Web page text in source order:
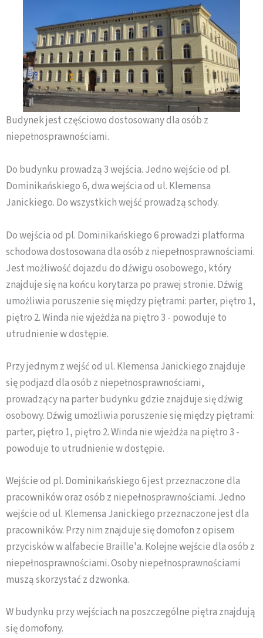
Budynek jest częściowo dostosowany dla osób z
niepełnosprawnościami.
Do budynku prowadzą 3 wejścia. Jedno wejście od pl.
Dominikańskiego 6, dwa wejścia od ul. Klemensa
Janickiego. Do wszystkich wejść prowadzą schody.
Do wejścia od pl. Dominikańskiego 6 prowadzi platforma
schodowa dostosowana dla osób z niepełnosprawnościami.
Jest możliwość dojazdu do dźwigu osobowego, który
znajduje się na końcu korytarza po prawej stronie. Dźwig
umożliwia poruszenie się między piętrami: parter, piętro 1,
piętro 2. Winda nie wjeżdża na piętro 3 - powoduje to
utrudnienie w dostępie.
Przy jednym z wejść od ul. Klemensa Janickiego znajduje
się podjazd dla osób z niepełnosprawnościami,
prowadzący na parter budynku gdzie znajduje się dźwig
osobowy. Dźwig umożliwia poruszenie się między piętrami:
parter, piętro 1, piętro 2. Winda nie wjeżdża na piętro 3 -
powoduje to utrudnienie w dostępie.
Wejście od pl. Dominikańskiego 6 jest przeznaczone dla
pracowników oraz osób z niepełnosprawnościami. Jedno
wejście od ul. Klemensa Janickiego przeznaczone jest dla
pracowników. Przy nim znajduje się domofon z opisem
przycisków w alfabecie Braille'a. Kolejne wejście dla osób z
niepełnosprawnościami. Osoby niepełnosprawnościami
muszą skorzystać z dzwonka.
W budynku przy wejściach na poszczególne piętra znajdują
się domofony.